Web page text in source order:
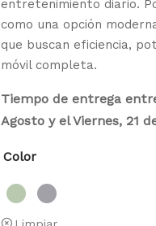
entretenimiento diario.
como una opción
que buscan eficiencia,
móvil completa.
Tiempo de entrega
Agosto y el Viernes, 21
Color
Limpiar